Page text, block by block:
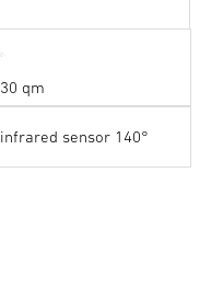
30 qm
infrared sensor 140°